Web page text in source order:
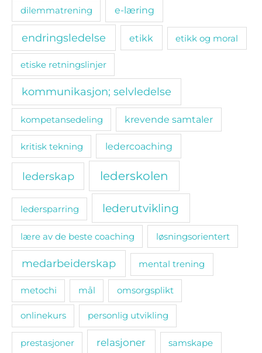
dilemmatrening e-læring
endringsledelse etikk etikk og moral
etiske retningslinjer
kommunikasjon; selvledelse
kompetansedeling krevende samtaler
kritisk tekning ledercoaching
lederskap lederskolen
ledersparring lederutvikling
lære av de beste coaching løsningsorientert
medarbeiderskap mental trening
metochi mål omsorgsplikt
onlinekurs personlig utvikling
prestasjoner relasjoner samskape